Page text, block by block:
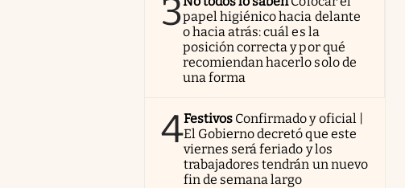
3papel higiénico hacia delante
o hacia atrás: cuál es la
posición correcta y por qué
recomiendan hacerlo solo de
una forma
4Festivos Confirmado y oficial |
El Gobierno decretó que este
viernes será feriado y los
trabajadores tendrán un nuevo
fin de semana largo